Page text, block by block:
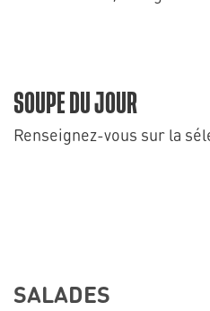
SOUPE DU JOUR
Renseignez-vous sur la
SALADES